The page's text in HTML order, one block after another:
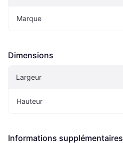
Marque
Dimensions
Largeur
Hauteur
Informations supplémentaires